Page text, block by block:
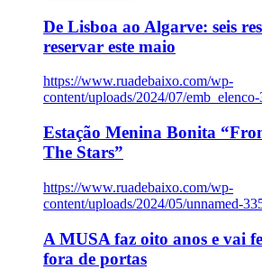
De Lisboa ao Algarve: seis
reservar este maio
https://www.ruadebaixo.com/wp-
content/uploads/2024/07/
Estação Menina Bonita
The Stars”
https://www.ruadebaixo.com/wp-
content/uploads/2024/05/unnamed-
A MUSA faz oito anos e vai
fora de portas